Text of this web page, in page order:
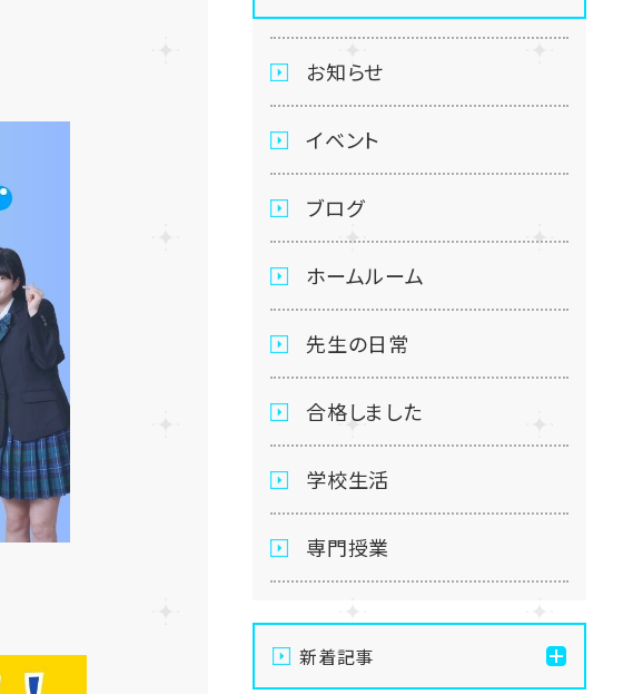
お知らせ
イベント
ブログ
ホームルーム
先生の日常
合格しました
学校生活
専門授業
新着記事